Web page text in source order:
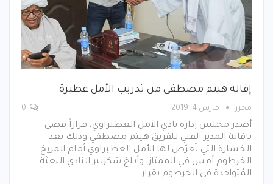
إقالة هيثم مصطفى من تدريب الأمل عطبرة
محرر مارس 4, 2019
أصدر مجلس إدارة نادي الأمل العطبراوي، قراراً قضى
بإقالة المدير الفني للفريق هيثم مصطفي وذلك بعد
الخسارة التي تَعرّض لها الأمل العطبراوي أمام المريخ
الخرطوم أمس في الممتاز، وأبلغ سَكرتير النادي البعثة
المُتواجدة في الخرطوم بقرار…